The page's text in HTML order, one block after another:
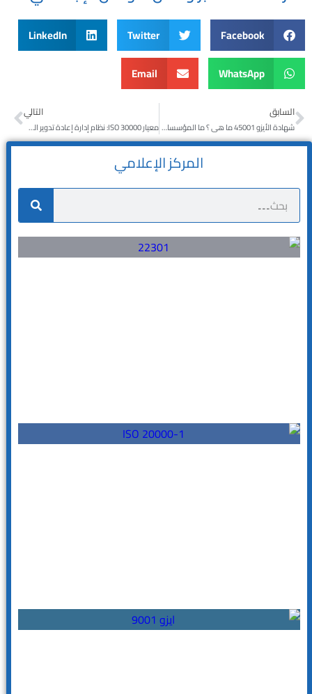
Facebook
Twitter
LinkedIn
WhatsApp
Email
السابق
شهادة الأيزو 45001 ما هى ؟ ما المؤسسات التي يمكن الحصول عليها ؟
التالي
معيار ISO 30000: نظام إدارة إعادة تدوير السفن
المركز الإعلامي